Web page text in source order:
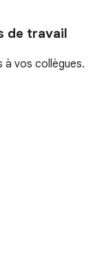
de travail
à vos collègues.